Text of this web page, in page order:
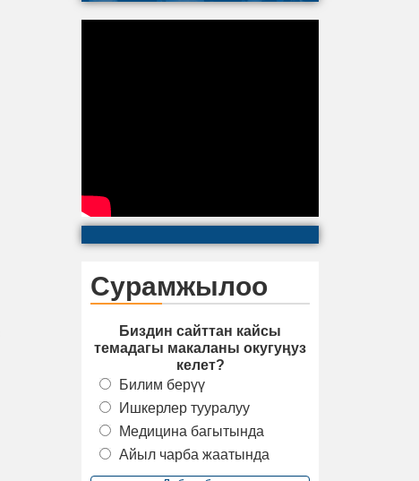
Сурамжылоо
Биздин сайттан кайсы
темадагы макаланы окугуңуз
келет?
Билим берүү
Ишкерлер тууралуу
Медицина багытында
Айыл чарба жаатында